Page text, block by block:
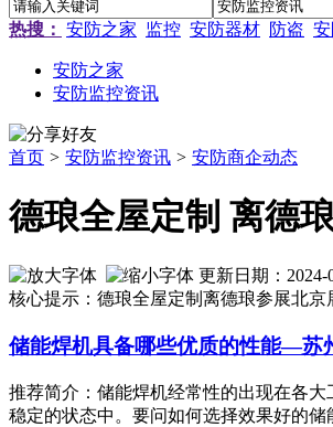
热搜： 安防之家 监控 安防器材 防盗
安防之家
安防监控资讯
首页 > 安防监控资讯 > 安防商企动态
德琅全屋定制 离德
更新日期：
核心提示：德琅全屋定制离德琅参展北
储能焊机具备哪些优质的性能—苏
推荐简介：储能焊机经常性的出现在各
稳定的状态中。要问如何选择效果好的